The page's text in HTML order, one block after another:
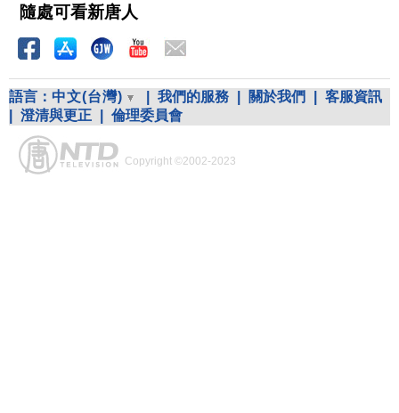
隨處可看新唐人
語言： 中文(台灣) 我們的服務 關於我們
客服資訊
澄清與更正 倫理委員會
Copyright ©2002-2023